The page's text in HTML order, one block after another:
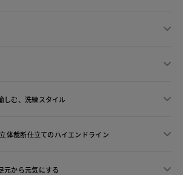
しむ、洗練スタイル
体裁断仕立てのハイエンドライン
元から元気にする